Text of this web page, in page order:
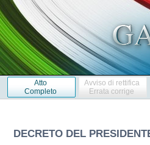
Atto
Completo
Avviso di rettifica
Errata corrige
DECRETO DEL